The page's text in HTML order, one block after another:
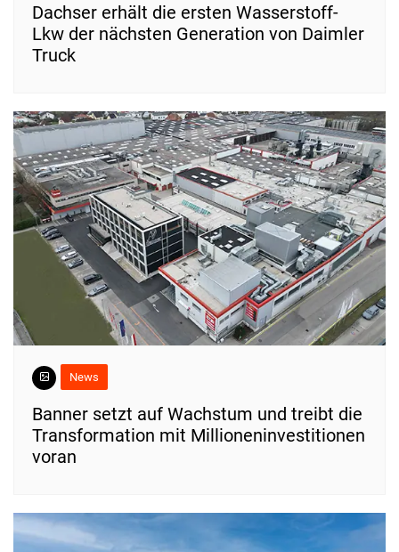
Dachser erhält die ersten Wasserstoff-
Lkw der nächsten Generation von Daimler
Truck
News
Banner setzt auf Wachstum und treibt die
Transformation mit Millioneninvestitionen
voran